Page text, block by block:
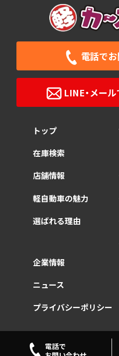
電話で
電話で
LINE・メール
トップ
在庫検索
店舗情報
軽自動車の魅力
選ばれる理由
企業情報
ニュース
プライバシーポリシー